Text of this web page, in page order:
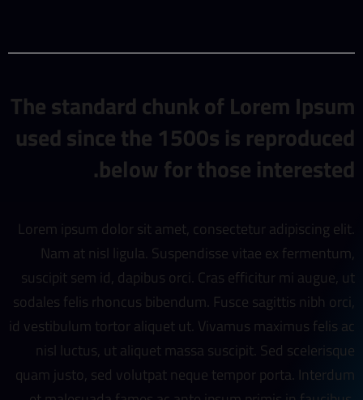
The standard chunk of Lorem Ipsum
used since the 1500s is reproduced
below for those interested.
Lorem ipsum dolor sit amet, consectetur adipiscing elit.
Nam at nisl ligula. Suspendisse vitae ex fermentum,
suscipit sem id, dapibus orci. Cras efficitur mi augue, ut
sodales felis rhoncus bibendum. Fusce sagittis nibh orci,
id vestibulum tortor aliquet ut. Vivamus maximus felis ac
nisl luctus, ut aliquet massa suscipit. Sed scelerisque
quam justo, sed volutpat neque tempor porta. Interdum